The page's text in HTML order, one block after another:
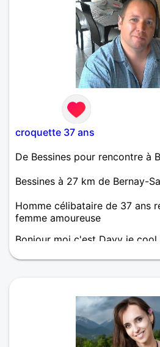
croquette 37 ans
De Bessines pour rencontre à
Bessines à 27 km de Bernay-
Homme célibataire de 37 ans
femme amoureuse
Bonjour moi c'est Davy je